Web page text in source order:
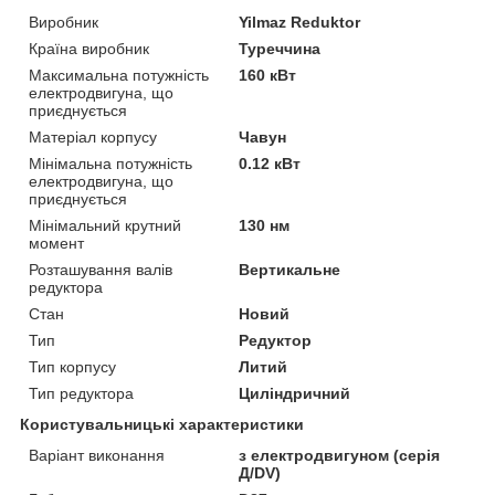
Виробник
Yilmaz Reduktor
Країна виробник
Туреччина
Максимальна потужність
електродвигуна, що
приєднується
160 кВт
Матеріал корпусу
Чавун
Мінімальна потужність
електродвигуна, що
приєднується
0.12 кВт
Мінімальний крутний
момент
130 нм
Розташування валів
редуктора
Вертикальне
Стан
Новий
Тип
Редуктор
Тип корпусу
Литий
Тип редуктора
Циліндричний
Користувальницькі характеристики
Варіант виконання
з електродвигуном (серія
Д/DV)